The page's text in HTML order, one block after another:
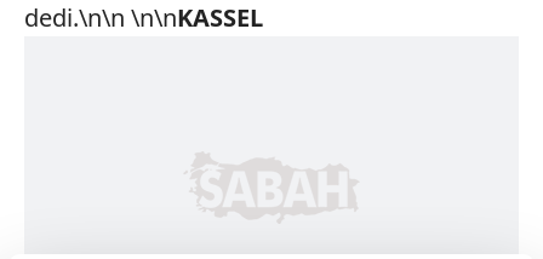
dedi.\n\n \n\nKASSEL